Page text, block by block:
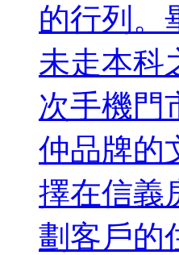
的行列。
未走本科
次手機門
仲品牌的
擇在信義
劃客戶的